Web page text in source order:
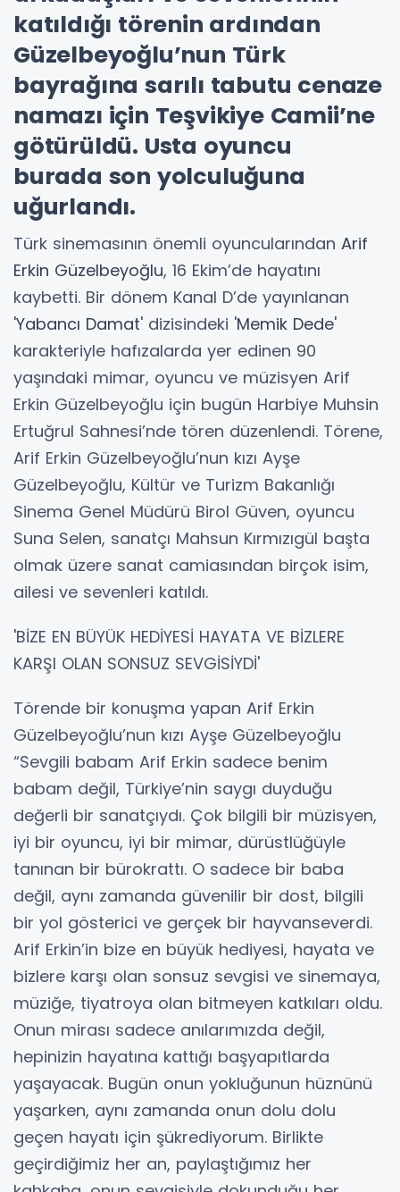
katıldığı törenin ardından
Güzelbeyoğlu’nun Türk
bayrağına sarılı tabutu cenaze
namazı için Teşvikiye Camii’ne
götürüldü. Usta oyuncu
burada son yolculuğuna
uğurlandı.
Türk sinemasının önemli oyuncularından Arif
Erkin Güzelbeyoğlu, 16 Ekim’de hayatını
kaybetti. Bir dönem Kanal D’de yayınlanan
'Yabancı Damat' dizisindeki 'Memik Dede'
karakteriyle hafızalarda yer edinen 90
yaşındaki mimar, oyuncu ve müzisyen Arif
Erkin Güzelbeyoğlu için bugün Harbiye Muhsin
Ertuğrul Sahnesi’nde tören düzenlendi. Törene,
Arif Erkin Güzelbeyoğlu’nun kızı Ayşe
Güzelbeyoğlu, Kültür ve Turizm Bakanlığı
Sinema Genel Müdürü Birol Güven, oyuncu
Suna Selen, sanatçı Mahsun Kırmızıgül başta
olmak üzere sanat camiasından birçok isim,
ailesi ve sevenleri katıldı.
'BİZE EN BÜYÜK HEDİYESİ HAYATA VE BİZLERE
KARŞI OLAN SONSUZ SEVGİSİYDİ'
Törende bir konuşma yapan Arif Erkin
Güzelbeyoğlu’nun kızı Ayşe Güzelbeyoğlu
“Sevgili babam Arif Erkin sadece benim
babam değil, Türkiye’nin saygı duyduğu
değerli bir sanatçıydı. Çok bilgili bir müzisyen,
iyi bir oyuncu, iyi bir mimar, dürüstlüğüyle
tanınan bir bürokrattı. O sadece bir baba
değil, aynı zamanda güvenilir bir dost, bilgili
bir yol gösterici ve gerçek bir hayvanseverdi.
Arif Erkin’in bize en büyük hediyesi, hayata ve
bizlere karşı olan sonsuz sevgisi ve sinemaya,
müziğe, tiyatroya olan bitmeyen katkıları oldu.
Onun mirası sadece anılarımızda değil,
hepinizin hayatına kattığı başyapıtlarda
yaşayacak. Bugün onun yokluğunun hüznünü
yaşarken, aynı zamanda onun dolu dolu
geçen hayatı için şükrediyorum. Birlikte
geçirdiğimiz her an, paylaştığımız her